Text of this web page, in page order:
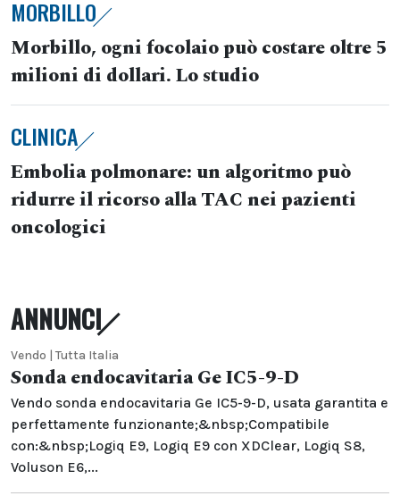
MORBILLO
Morbillo, ogni focolaio può costare oltre 5
milioni di dollari. Lo studio
CLINICA
Embolia polmonare: un algoritmo può
ridurre il ricorso alla TAC nei pazienti
oncologici
ANNUNCI
Vendo | Tutta Italia
Sonda endocavitaria Ge IC5-9-D
Vendo sonda endocavitaria Ge IC5-9-D, usata garantita e
perfettamente funzionante;&nbsp;Compatibile
con:&nbsp;Logiq E9, Logiq E9 con XDClear, Logiq S8,
Voluson E6,...